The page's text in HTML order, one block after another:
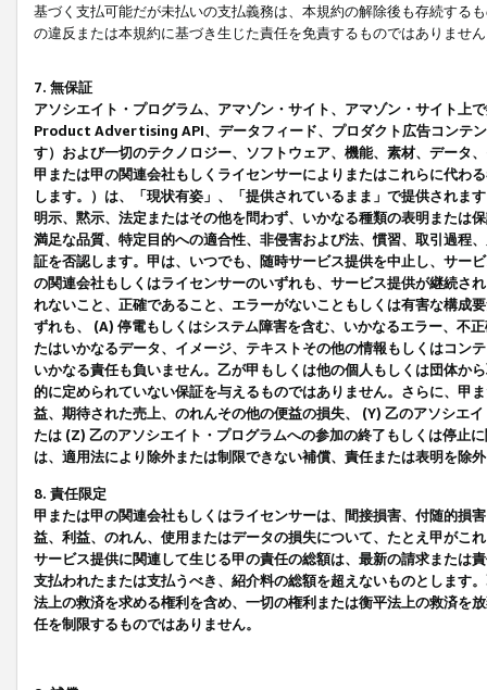
基づく支払可能だが未払いの支払義務は、本規約の解除後も存続する
の違反または本規約に基づき生じた責任を免責するものではありませ
7. 無保証
アソシエイト・プログラム、アマゾン・サイト、アマゾン・サイト上
Product Advertising API、データフィード、プロダクト広告コンテ
す）および一切のテクノロジー、ソフトウェア、機能、素材、データ
甲または甲の関連会社もしくライセンサーによりまたはこれらに代わ
します。）は、「現状有姿」、「提供されているまま」で提供されま
明示、黙示、法定またはその他を問わず、いかなる種類の表明または
満足な品質、特定目的への適合性、非侵害および法、慣習、取引過程
証を否認します。甲は、いつでも、随時サービス提供を中止し、サー
の関連会社もしくはライセンサーのいずれも、サービス提供が継続さ
れないこと、正確であること、エラーがないこともしくは有害な構成
ずれも、 (A) 停電もしくはシステム障害を含む、いかなるエラー、不
たはいかなるデータ、イメージ、テキストその他の情報もしくはコン
いかなる責任も負いません。乙が甲もしくは他の個人もしくは団体か
的に定められていない保証を与えるものではありません。さらに、甲
益、期待された売上、のれんその他の便益の損失、 (Y) 乙のアソシエ
たは (Z) 乙のアソシエイト・プログラムへの参加の終了もしくは停止
は、適用法により除外または制限できない補償、責任または表明を除
8. 責任限定
甲または甲の関連会社もしくはライセンサーは、間接損害、付随的損
益、利益、のれん、使用またはデータの損失について、たとえ甲がこ
サービス提供に関連して生じる甲の責任の総額は、最新の請求または
支払われたまたは支払うべき、紹介料の総額を超えないものとします
法上の救済を求める権利を含め、一切の権利または衡平法上の救済を
任を制限するものではありません。